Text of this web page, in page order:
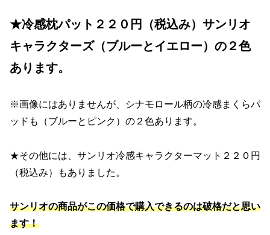
★冷感枕パット２２０円（税込み）サンリオ
キャラクターズ（ブルーとイエロー）の２色
あります。
※画像にはありませんが、シナモロール柄の冷感まくらパ
ッドも（ブルーとピンク）の２色あります。
★その他には、サンリオ冷感キャラクターマット２２０円
（税込み）もありました。
サンリオの商品がこの価格で購入できるのは破格だと思い
ます！